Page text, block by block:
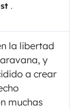
.
la libertad
y
a crear
muchas